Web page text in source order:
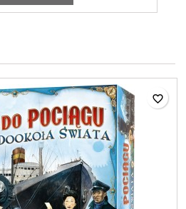
favorite_border